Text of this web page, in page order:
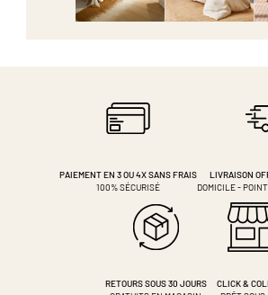
PAIEMENT EN 3 OU 4XSANS FRAIS
100% SÉCURISÉ
LIVRAISON
DOMICILE -
RETOURS SOUS 30 JOURS
CLICK &